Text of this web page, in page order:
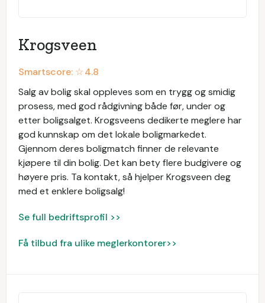
Krogsveen
Smartscore: ☆4.8
Salg av bolig skal oppleves som en trygg og smidig
prosess, med god rådgivning både før, under og
etter boligsalget. Krogsveens dedikerte meglere har
god kunnskap om det lokale boligmarkedet.
Gjennom deres boligmatch finner de relevante
kjøpere til din bolig. Det kan bety flere budgivere og
høyere pris. Ta kontakt, så hjelper Krogsveen deg
med et enklere boligsalg!
Se full bedriftsprofil >>
Få tilbud fra ulike meglerkontorer>>